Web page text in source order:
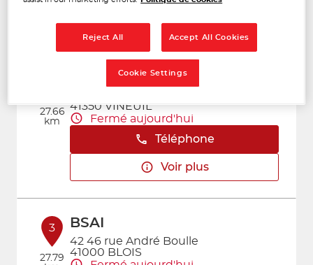
Voir plus
27.66
km
FOAI VINEUIL
41350 VINEUIL
Fermé aujourd'hui
Téléphone
Voir plus
3
27.79
BSAI
42 46 rue André Boulle
41000 BLOIS
Reject All Accept All Cookies
Cookie Settings